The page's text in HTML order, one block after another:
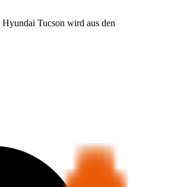
Hyundai Tucson wird aus den